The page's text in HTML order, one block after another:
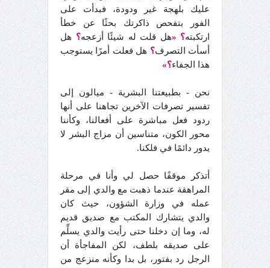
عليك بلهجة غير ودودة، فبدأت على
الفور بتفحص ذاكرتك بحثًا عن خطأ
ارتكبته؟ «هل قلت له شيئًا أزعجه؟ هل
أسأت التصرف؟ هل فعلت أمرًا يستوجب
هذا الجفاء؟»
نحن - بطبيعتنا البشرية - ميالون إلى
تفسير تصرفات الآخرين تجاهنا على أنها
ردود فعل مباشرة على أفعالنا، وكأننا
محور الكون، متناسين أن مزاج البشر لا
يدور دائمًا في فلكنا.
أتذكر موقفًا حصل لي وأنا في مرحلة
المراهقة عندما ذهبت مع والدي إلى مقر
عمله في وزارة الشؤون، حيث كان
والدي يتشارك المكتب مع صديق قديم
له، وما إن دخلنا حتى رأيت والدي يسلِّم
على صديقه بلطف، لكن المفاجأة أن
الرجل رد بفتور، بل بدا وكأنه منزعج من